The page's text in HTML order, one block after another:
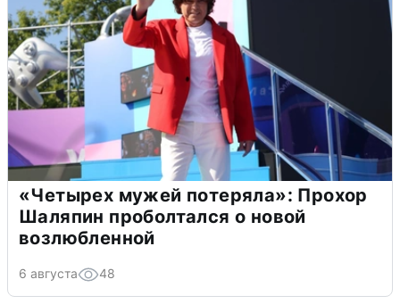
«Четырех мужей потеряла»: Прохор
Шаляпин проболтался о новой
возлюбленной
6 августа 48